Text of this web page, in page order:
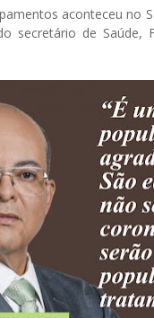
aconteceu no
secretário de